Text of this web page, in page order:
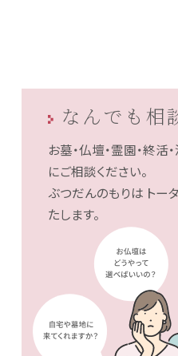
なんでも相
お墓・仏壇・霊園・終活
にご相談ください。
ぶつだんのもりは トー
たします。